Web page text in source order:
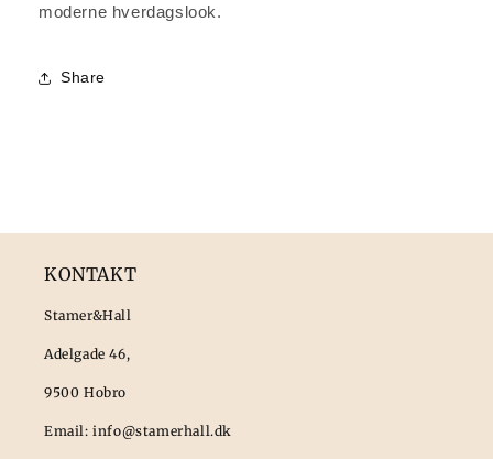
moderne hverdagslook.
Share
KONTAKT
Stamer&Hall
Adelgade 46,
9500 Hobro
Email: info@stamerhall.dk